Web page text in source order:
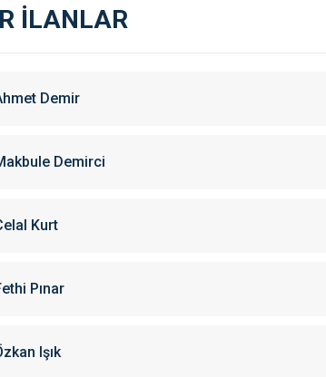
İLANLAR
Demir
Demirci
Kurt
Pınar
Işık